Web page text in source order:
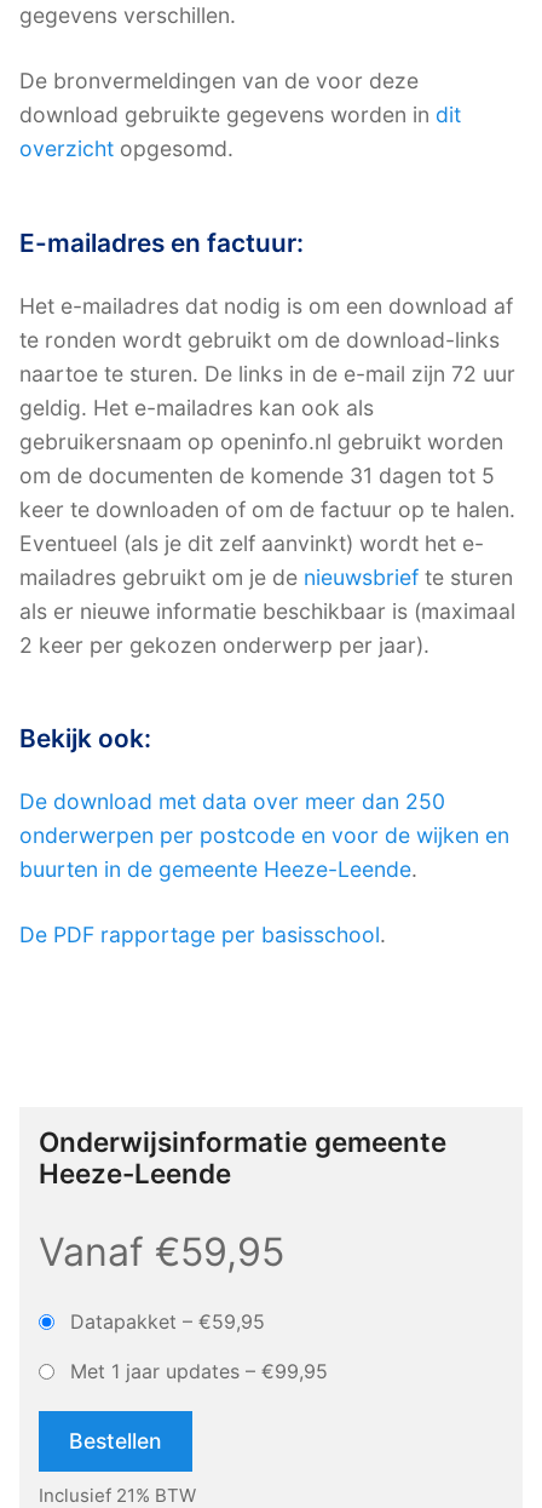
gegevens verschillen.
De bronvermeldingen van de voor deze
download gebruikte gegevens worden in dit
overzicht opgesomd.
E-mailadres en factuur:
Het e-mailadres dat nodig is om een download af
te ronden wordt gebruikt om de download-links
naartoe te sturen. De links in de e-mail zijn 72 uur
geldig. Het e-mailadres kan ook als
gebruikersnaam op openinfo.nl gebruikt worden
om de documenten de komende 31 dagen tot 5
keer te downloaden of om de factuur op te halen.
Eventueel (als je dit zelf aanvinkt) wordt het e-
mailadres gebruikt om je de nieuwsbrief te sturen
als er nieuwe informatie beschikbaar is (maximaal
2 keer per gekozen onderwerp per jaar).
Bekijk ook:
De download met data over meer dan 250
onderwerpen per postcode en voor de wijken en
buurten in de gemeente Heeze-Leende.
De PDF rapportage per basisschool.
Onderwijsinformatie gemeente
Heeze-Leende
Vanaf €59,95
Datapakket – €59,95
Met 1 jaar updates – €99,95
Bestellen
Inclusief 21% BTW